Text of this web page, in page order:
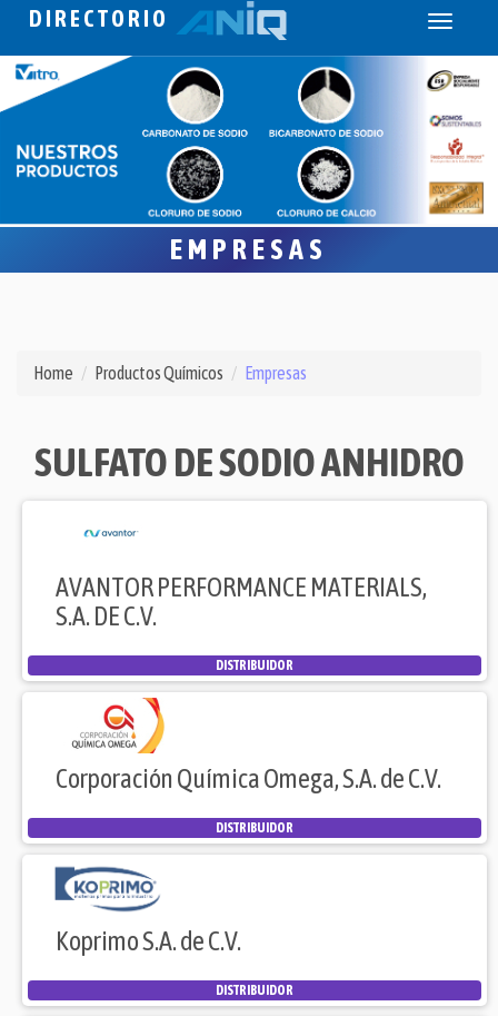
DIRECTORIO
Toggle
EMPRESAS
Home Productos Químicos Empresas
SULFATO DE SODIO ANHIDRO
AVANTOR PERFORMANCE MATERIALS,
S.A. DE C.V.
DISTRIBUIDOR
Corporación Química Omega, S.A. de C.V.
DISTRIBUIDOR
Koprimo S.A. de C.V.
DISTRIBUIDOR